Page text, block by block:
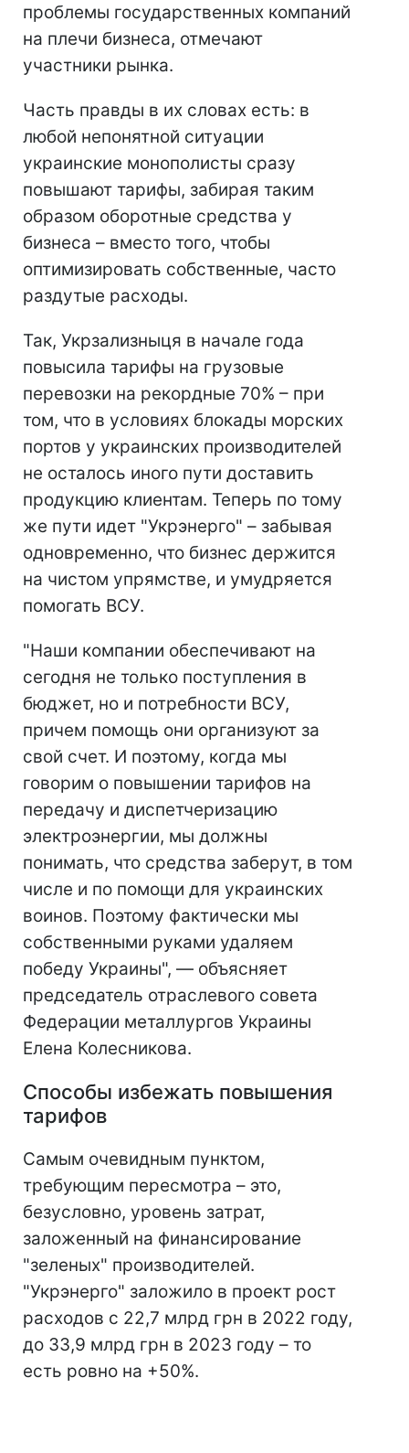
проблемы государственных компаний
на плечи бизнеса, отмечают
участники рынка.
Часть правды в их словах есть: в
любой непонятной ситуации
украинские монополисты сразу
повышают тарифы, забирая таким
образом оборотные средства у
бизнеса – вместо того, чтобы
оптимизировать собственные, часто
раздутые расходы.
Так, Укрзализныця в начале года
повысила тарифы на грузовые
перевозки на рекордные 70% – при
том, что в условиях блокады морских
портов у украинских производителей
не осталось иного пути доставить
продукцию клиентам. Теперь по тому
же пути идет "Укрэнерго" – забывая
одновременно, что бизнес держится
на чистом упрямстве, и умудряется
помогать ВСУ.
"Наши компании обеспечивают на
сегодня не только поступления в
бюджет, но и потребности ВСУ,
причем помощь они организуют за
свой счет. И поэтому, когда мы
говорим о повышении тарифов на
передачу и диспетчеризацию
электроэнергии, мы должны
понимать, что средства заберут, в том
числе и по помощи для украинских
воинов. Поэтому фактически мы
собственными руками удаляем
победу Украины", — объясняет
председатель отраслевого совета
Федерации металлургов Украины
Елена Колесникова.
Способы избежать повышения
тарифов
Самым очевидным пунктом,
требующим пересмотра – это,
безусловно, уровень затрат,
заложенный на финансирование
"зеленых" производителей.
"Укрэнерго" заложило в проект рост
расходов с 22,7 млрд грн в 2022 году,
до 33,9 млрд грн в 2023 году – то
есть ровно на +50%.